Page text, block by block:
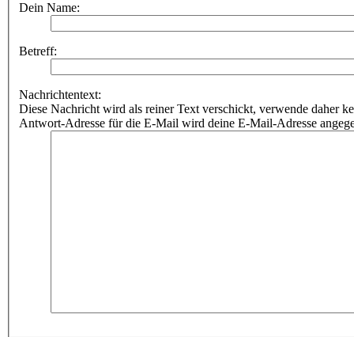
Dein Name:
Betreff:
Nachrichtentext:
Diese Nachricht wird als reiner Text verschickt, verwende daher
Antwort-Adresse für die E-Mail wird deine E-Mail-Adresse